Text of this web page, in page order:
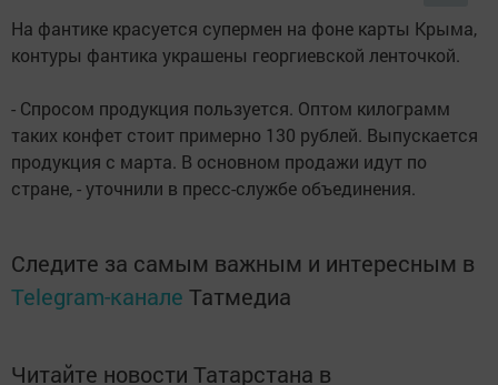
На фантике красуется супермен на фоне карты Крыма,
контуры фантика украшены георгиевской ленточкой.
- Спросом продукция пользуется. Оптом килограмм
таких конфет стоит примерно 130 рублей. Выпускается
продукция с марта. В основном продажи идут по
стране, - уточнили в пресс-службе объединения.
Следите за самым важным и интересным в
Telegram-канале Татмедиа
Читайте новости Татарстана в